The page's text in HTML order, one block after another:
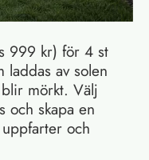
999 kr) för 4 st
laddas av solen
mörkt. Välj
och skapa en
och